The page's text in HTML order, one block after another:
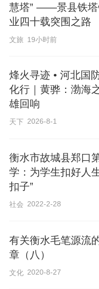
红色基因。”
与梦想，他们为
放，不惜抛头颅
壮丽的英雄赞歌。
气和坚定的决心
融合发展的强大
景区以中共第一
群，同时大力完
让沉睡的红色历
慧塔” ——景县铁塔
业四十载突围之路
文旅 19小时前
烽火寻迹 • 河北国
化行｜黄骅：渤海
雄回响
天下 2026-8-1
衡水市故城县郑口
学：为学生扣好人
扣子”
社会 2022-2-28
有关衡水毛笔源流
章（八）
文化 2020-8-27